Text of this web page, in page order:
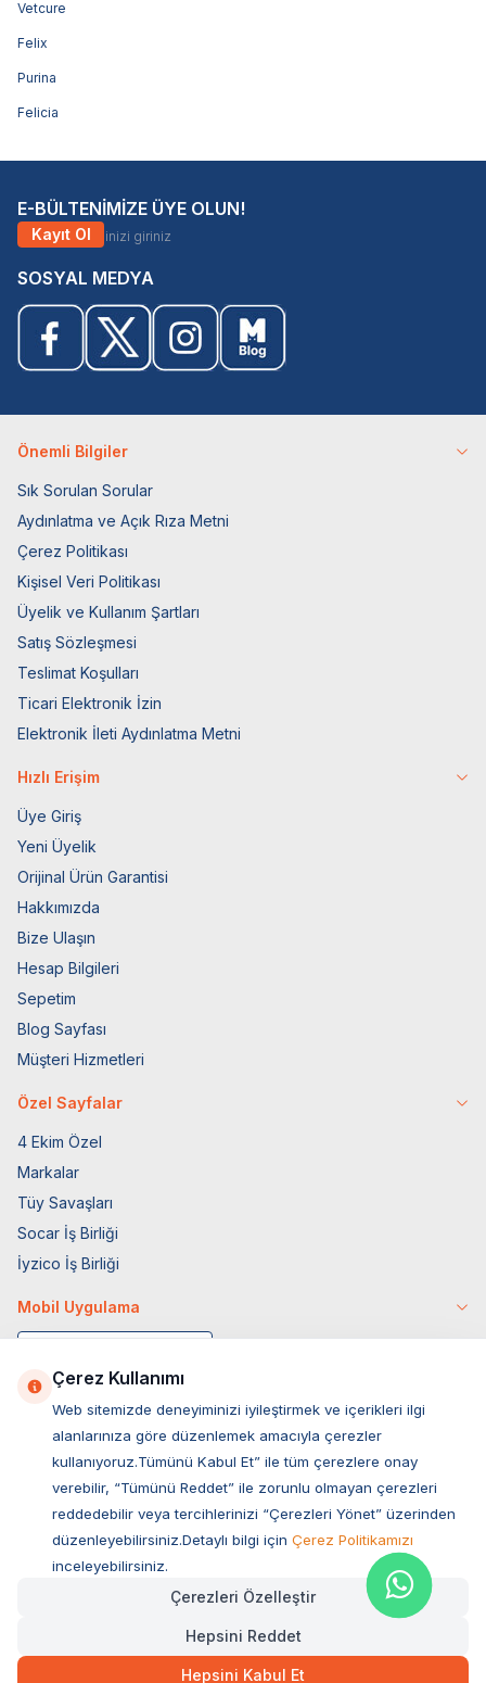
4.845,00TL Hızlı Teslimat Kargo Bedava
Vetcure
Felix
Purina
Felicia
E-BÜLTENİMİZE ÜYE OLUN!
Kayıt Ol
SOSYAL MEDYA
Önemli Bilgiler
Sık Sorulan Sorular
Aydınlatma ve Açık Rıza Metni
Çerez Politikası
Kişisel Veri Politikası
Üyelik ve Kullanım Şartları
Satış Sözleşmesi
Teslimat Koşulları
Ticari Elektronik İzin
Elektronik İleti Aydınlatma Metni
Hızlı Erişim
Üye Giriş
Yeni Üyelik
Orijinal Ürün Garantisi
Hakkımızda
Bize Ulaşın
Hesap Bilgileri
Sepetim
Blog Sayfası
Müşteri Hizmetleri
Özel Sayfalar
4 Ekim Özel
Markalar
Tüy Savaşları
Socar İş Birliği
İyzico İş Birliği
Mobil Uygulama
Müşteri Hizmetleri
Sıkça Sorulan Sorular
Ovacık Mah. Hacıoğlu Sok. No:13 Başiskele / KOCAELİ
Çerez Kullanımı
Web sitemizde deneyiminizi iyileştirmek ve içerikleri ilgi
alanlarınıza göre düzenlemek amacıyla çerezler
kullanıyoruz.Tümünü Kabul Et” ile tüm çerezlere onay
verebilir, “Tümünü Reddet” ile zorunlu olmayan çerezleri
reddedebilir veya tercihlerinizi “Çerezleri Yönet” üzerinden
düzenleyebilirsiniz.Detaylı bilgi için Çerez Politikamızı
inceleyebilirsiniz.
Çerezleri Özelleştir
Hepsini Reddet
Hepsini Kabul Et